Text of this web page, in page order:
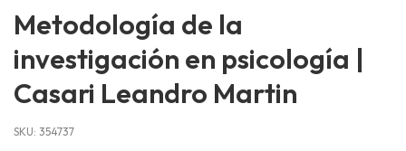
Metodología de la
investigación en psicología |
Casari Leandro Martin
SKU: 354737